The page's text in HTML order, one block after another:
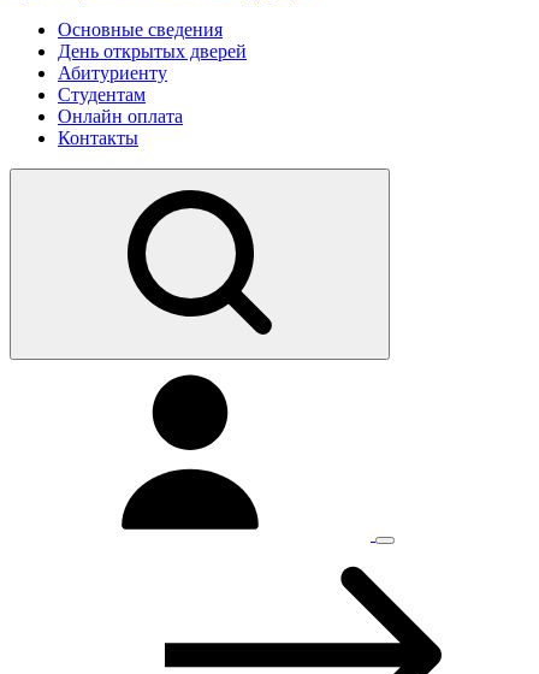
Основные сведения
День открытых дверей
Абитуриенту
Студентам
Онлайн оплата
Контакты